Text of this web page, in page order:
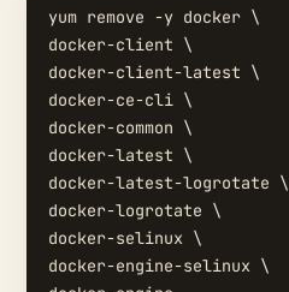
yum remove -y docker \
docker-client \
docker-client-latest \
docker-ce-cli \
docker-common \
docker-latest \
docker-latest-logrotate \
docker-logrotate \
docker-selinux \
docker-engine-selinux \